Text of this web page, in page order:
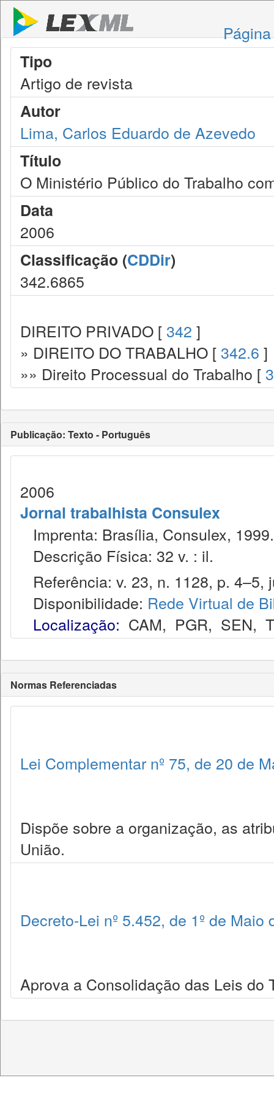
Tipo
Artigo de revista
Autor
Lima, Carlos Eduardo de Azevedo
Título
O Ministério Público do Trabalho
Data
2006
Classificação (CDDir)
342.6865
DIREITO PRIVADO [ 342 ]
» DIREITO DO TRABALHO [ 342.6 ]
»» Direito Processual do Trabalho [
Publicação: Texto - Português
2006
Jornal trabalhista Consulex
Imprenta: Brasília, Consulex, 1999.
Descrição Física: 32 v. : il.
Referência: v. 23, n. 1128, p. 4–5,
Disponibilidade: Rede Virtual de
Localização: CAM, PGR, SEN,
Normas Referenciadas
Lei Complementar nº 75, de 20 de
Dispõe sobre a organização, as
União.
Decreto-Lei nº 5.452, de 1º de Maio
Aprova a Consolidação das Leis do